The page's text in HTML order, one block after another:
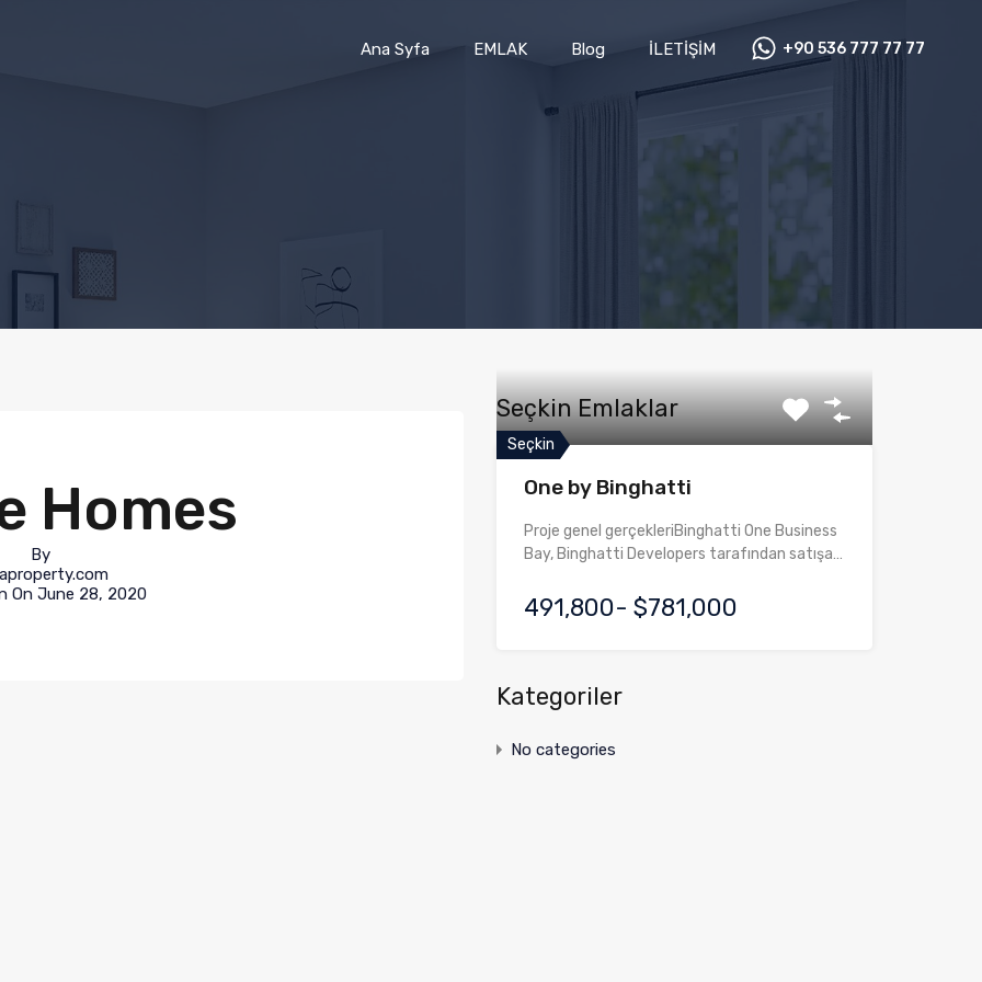
Ana Syfa EMLAK Blog İLETİŞİM +90 536 777 77 77
Homes
By
OnJune 28, 2020
Seçkin Emlaklar
Seçkin
One by Binghatti
Proje genel gerçekleriBinghatti One Business
Bay, Binghatti Developers tarafından satışa…
491,800- $781,000
Kategoriler
No categories